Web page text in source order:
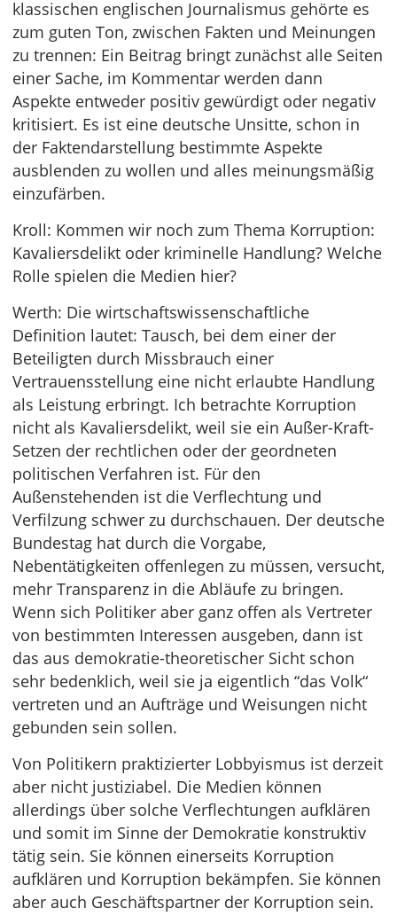
klassischen englischen Journalismus gehörte es
zum guten Ton, zwischen Fakten und Meinungen
zu trennen: Ein Beitrag bringt zunächst alle Seiten
einer Sache, im Kommentar werden dann
Aspekte entweder positiv gewürdigt oder negativ
kritisiert. Es ist eine deutsche Unsitte, schon in
der Faktendarstellung bestimmte Aspekte
ausblenden zu wollen und alles meinungsmäßig
einzufärben.
Kroll: Kommen wir noch zum Thema Korruption:
Kavaliersdelikt oder kriminelle Handlung? Welche
Rolle spielen die Medien hier?
Werth: Die wirtschaftswissenschaftliche
Definition lautet: Tausch, bei dem einer der
Beteiligten durch Missbrauch einer
Vertrauensstellung eine nicht erlaubte Handlung
als Leistung erbringt. Ich betrachte Korruption
nicht als Kavaliersdelikt, weil sie ein Außer-Kraft-
Setzen der rechtlichen oder der geordneten
politischen Verfahren ist. Für den
Außenstehenden ist die Verflechtung und
Verfilzung schwer zu durchschauen. Der deutsche
Bundestag hat durch die Vorgabe,
Nebentätigkeiten offenlegen zu müssen, versucht,
mehr Transparenz in die Abläufe zu bringen.
Wenn sich Politiker aber ganz offen als Vertreter
von bestimmten Interessen ausgeben, dann ist
das aus demokratie-theoretischer Sicht schon
sehr bedenklich, weil sie ja eigentlich “das Volk“
vertreten und an Aufträge und Weisungen nicht
gebunden sein sollen.
Von Politikern praktizierter Lobbyismus ist derzeit
aber nicht justiziabel. Die Medien können
allerdings über solche Verflechtungen aufklären
und somit im Sinne der Demokratie konstruktiv
tätig sein. Sie können einerseits Korruption
aufklären und Korruption bekämpfen. Sie können
aber auch Geschäftspartner der Korruption sein.